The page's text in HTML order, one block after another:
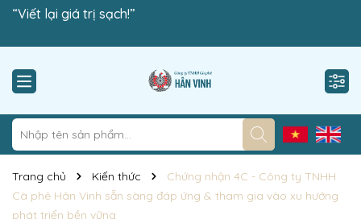
Công ty TNHH Cà phê Hân Vinh xin chào!
“Viết lại giá trị sạch!”
Trang chủ Kiến thức
Chứng nhận 4C - Công ty TNHH
Cà phê Hân Vinh sẵn sàng đáp ứng & tham gia vào xu hướng
phát triển bền vững